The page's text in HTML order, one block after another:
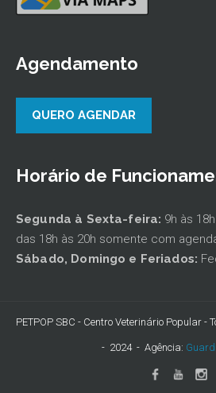
Agendamento
QUERO AGENDAR
Horário de
Segunda à Sexta-feira: 9h às 18h
das 18h às 20h somente com
Sábado, Domingo e Feriados:
PETPOP SBC - Centro Veterinário Popular -
- 2024 - Agência: